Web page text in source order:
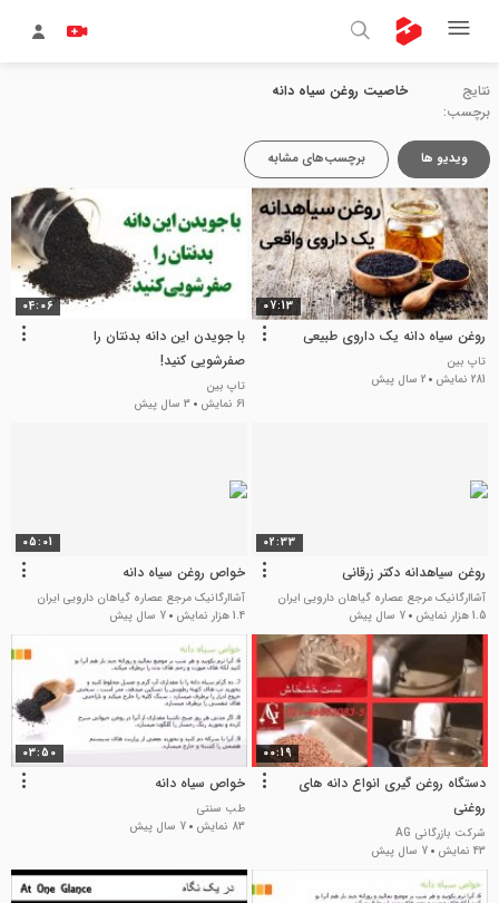
نتایج
برچسب:
خاصیت روغن سیاه دانه
ویدیو ها برچسب‌های مشابه
07:13
روغن سیاه دانه یک داروی طبیعی
تاپ بین
281 نمایش
2 سال پیش
04:06
با جویدن این دانه بدنتان را
صفرشویی کنید!
تاپ بین
61 نمایش
3 سال پیش
02:33
روغن سیاهدانه دکتر زرقانی
آشاارگانیک مرجع عصاره گیاهان دارویی ایران
1.5 هزار نمایش
7 سال پیش
05:01
خواص روغن سیاه دانه
آشاارگانیک مرجع عصاره گیاهان دارویی ایران
1.4 هزار نمایش
7 سال پیش
00:19
دستگاه روغن گیری انواع دانه های
روغنی
شرکت بازرگانی AG
43 نمایش
7 سال پیش
03:50
خواص سیاه دانه
طب سنتی
83 نمایش
7 سال پیش